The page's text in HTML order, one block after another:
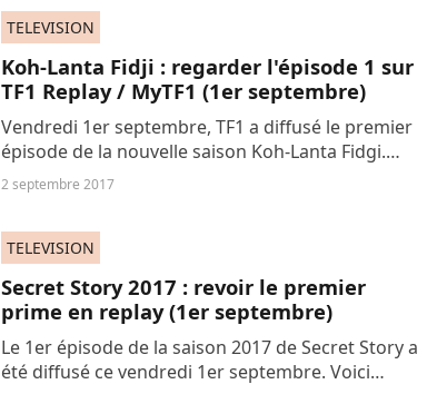
TELEVISION
Koh-Lanta Fidji : regarder l'épisode 1 sur
TF1 Replay / MyTF1 (1er septembre)
Vendredi 1er septembre, TF1 a diffusé le premier
épisode de la nouvelle saison Koh-Lanta Fidgi.
Voici comment voir l'épisode en replay.
2 septembre 2017
TELEVISION
Secret Story 2017 : revoir le premier
prime en replay (1er septembre)
Le 1er épisode de la saison 2017 de Secret Story a
été diffusé ce vendredi 1er septembre. Voici